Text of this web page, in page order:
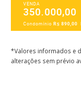
VENDA
350.000,00
CondomínioR$ 890,00
*Valores informados e
alterações sem prévio